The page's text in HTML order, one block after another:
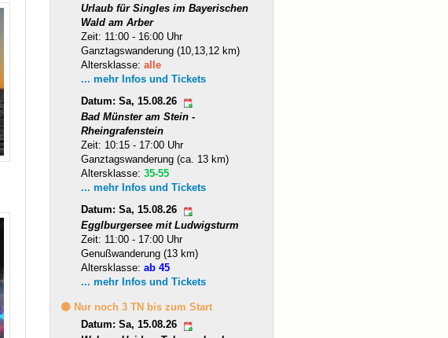
Urlaub für Singles im Bayerischen
Wald am Arber
Zeit: 11:00 - 16:00 Uhr
Ganztagswanderung (10,13,12 km)
Altersklasse:alle
... mehr Infos und Tickets
Datum: Sa, 15.08.26
Bad Münster am Stein -
Rheingrafenstein
Zeit: 10:15 - 17:00 Uhr
Ganztagswanderung (ca. 13 km)
Altersklasse:35-55
... mehr Infos und Tickets
Datum: Sa, 15.08.26
Egglburgersee mit Ludwigsturm
Zeit: 11:00 - 17:00 Uhr
Genußwanderung (13 km)
Altersklasse:ab 45
... mehr Infos und Tickets
🟡 Nur noch 3 TN bis zum Start
Datum: Sa, 15.08.26